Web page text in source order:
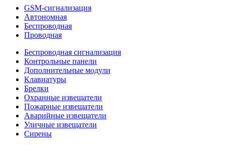
GSM-сигнализация
Автономная
Беспроводная
Проводная
Беспроводная сигнализация
Контрольные панели
Дополнительные модули
Клавиатуры
Брелки
Охранные извещатели
Пожарные извещатели
Аварийные извещатели
Уличные извещатели
Сирены